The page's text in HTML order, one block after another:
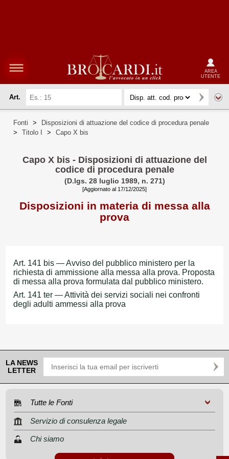
AREA
UTENTE
Art.
Fonti >
Disposizioni di attuazione del codice di procedura penale
>
Titolo I > Capo X bis
Capo X bis - Disposizioni di attuazione del
codice di procedura penale
(D.lgs. 28 luglio 1989, n. 271)
[Aggiornato al 17/12/2025]
Disposizioni in materia di messa alla
prova
Art. 141 bis — Avviso del pubblico ministero per la
richiesta di ammissione alla messa alla prova. Proposta
di messa alla prova formulata dal pubblico ministero.
Art. 141 ter — Attività dei servizi sociali nei confronti
degli adulti ammessi alla prova
LA NEWS
LETTER
Tutte le Fonti
Servizio di consulenza legale
Chi siamo